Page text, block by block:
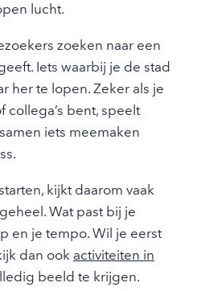
lucht.
zoeken naar een
Iets waarbij je de stad
her te lopen. Zeker als je
collega’s bent, speelt
iets meemaken
kijkt daarom vaak
Wat past bij je
en je tempo. Wil je eerst
dan ook activiteiten in
beeld te krijgen.